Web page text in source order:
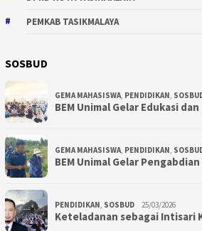
PEMKAB TASIKMALAYA
SOSBUD
GEMA MAHASISWA, PENDIDIKAN,
BEM Unimal Gelar Edukasi
GEMA MAHASISWA, PENDIDIKAN,
BEM Unimal Gelar
PENDIDIKAN, SOSBUD 25/03/2026
Keteladanan sebagai Intisari